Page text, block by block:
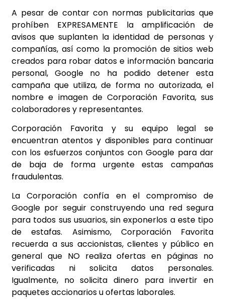
A pesar de contar con normas publicitarias que
prohíben EXPRESAMENTE la amplificación de
avisos que suplanten la identidad de personas y
compañías, así como la promoción de sitios web
creados para robar datos e información bancaria
personal, Google no ha podido detener esta
campaña que utiliza, de forma no autorizada, el
nombre e imagen de Corporación Favorita, sus
colaboradores y representantes.
Corporación Favorita y su equipo legal se
encuentran atentos y disponibles para continuar
con los esfuerzos conjuntos con Google para dar
de baja de forma urgente estas campañas
fraudulentas.
La Corporación confía en el compromiso de
Google por seguir construyendo una red segura
para todos sus usuarios, sin exponerlos a este tipo
de estafas. Asimismo, Corporación Favorita
recuerda a sus accionistas, clientes y público en
general que NO realiza ofertas en páginas no
verificadas ni solicita datos personales.
Igualmente, no solicita dinero para invertir en
paquetes accionarios u ofertas laborales.